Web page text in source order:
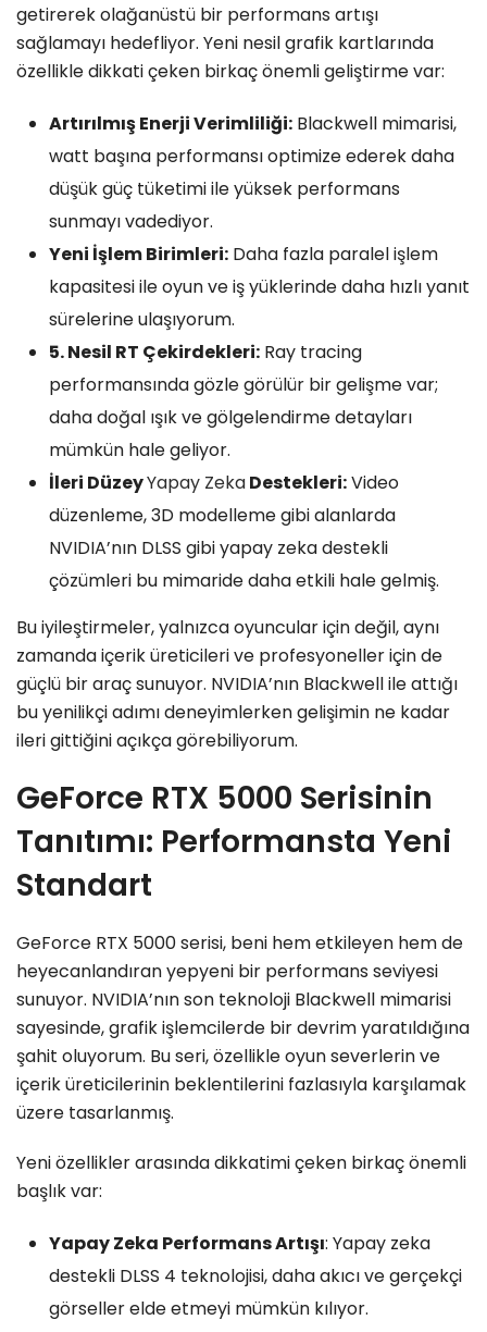
getirerek olağanüstü bir performans artışı
sağlamayı hedefliyor. Yeni nesil grafik kartlarında
özellikle dikkati çeken birkaç önemli geliştirme var:
Artırılmış Enerji Verimliliği: Blackwell mimarisi,
watt başına performansı optimize ederek daha
düşük güç tüketimi ile yüksek performans
sunmayı vadediyor.
Yeni İşlem Birimleri: Daha fazla paralel işlem
kapasitesi ile oyun ve iş yüklerinde daha hızlı yanıt
sürelerine ulaşıyorum.
5. Nesil RT Çekirdekleri: Ray tracing
performansında gözle görülür bir gelişme var;
daha doğal ışık ve gölgelendirme detayları
mümkün hale geliyor.
İleri DüzeyYapay ZekaDestekleri:Video
düzenleme, 3D modelleme gibi alanlarda
NVIDIA’nın DLSS gibi yapay zeka destekli
çözümleri bu mimaride daha etkili hale gelmiş.
Bu iyileştirmeler, yalnızca oyuncular için değil, aynı
zamanda içerik üreticileri ve profesyoneller için de
güçlü bir araç sunuyor. NVIDIA’nın Blackwell ile attığı
bu yenilikçi adımı deneyimlerken gelişimin ne kadar
ileri gittiğini açıkça görebiliyorum.
GeForce RTX 5000 Serisinin
Tanıtımı: Performansta Yeni
Standart
GeForce RTX 5000 serisi, beni hem etkileyen hem de
heyecanlandıran yepyeni bir performans seviyesi
sunuyor. NVIDIA’nın son teknoloji Blackwell mimarisi
sayesinde, grafik işlemcilerde bir devrim yaratıldığına
şahit oluyorum. Bu seri, özellikle oyun severlerin ve
içerik üreticilerinin beklentilerini fazlasıyla karşılamak
üzere tasarlanmış.
Yeni özellikler arasında dikkatimi çeken birkaç önemli
başlık var:
Yapay Zeka Performans Artışı: Yapay zeka
destekli DLSS 4 teknolojisi, daha akıcı ve gerçekçi
görseller elde etmeyi mümkün kılıyor.